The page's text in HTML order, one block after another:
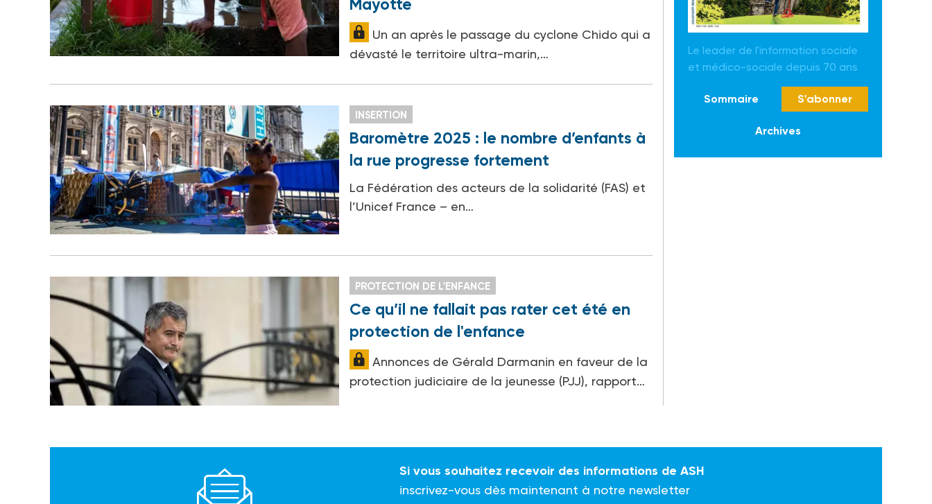
Mayotte
Un an après le passage du cyclone Chido qui a
dévasté le territoire ultra-marin,…
INSERTION
Baromètre 2025 : le nombre d’enfants à
la rue progresse fortement
La Fédération des acteurs de la solidarité (FAS) et
l’Unicef France – en…
PROTECTION DE L'ENFANCE
Ce qu’il ne fallait pas rater cet été en
protection de l'enfance
Annonces de Gérald Darmanin en faveur de la
protection judiciaire de la jeunesse (PJJ), rapport…
Le leader de l'information sociale
et médico-sociale depuis 70 ans
Sommaire S'abonner
Archives
Si vous souhaitez recevoir des informations de ASH
inscrivez-vous dès maintenant à notre newsletter